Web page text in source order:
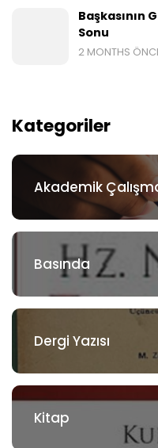
Başkasının
Sonu
2 MONTHS
Kategoriler
Akademik
Basında
Dergi Yazısı
Kitap